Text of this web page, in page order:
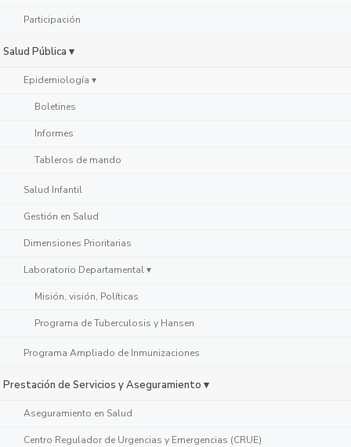
Participación
Salud Pública ▾
Epidemiología ▾
Boletines
Informes
Tableros de mando
Salud Infantil
Gestión en Salud
Dimensiones Prioritarias
Laboratorio Departamental ▾
Misión, visión, Políticas
Programa de Tuberculosis y Hansen
Programa Ampliado de Inmunizaciones
Prestación de Servicios y Aseguramiento ▾
Aseguramiento en Salud
Centro Regulador de Urgencias y Emergencias (CRUE)